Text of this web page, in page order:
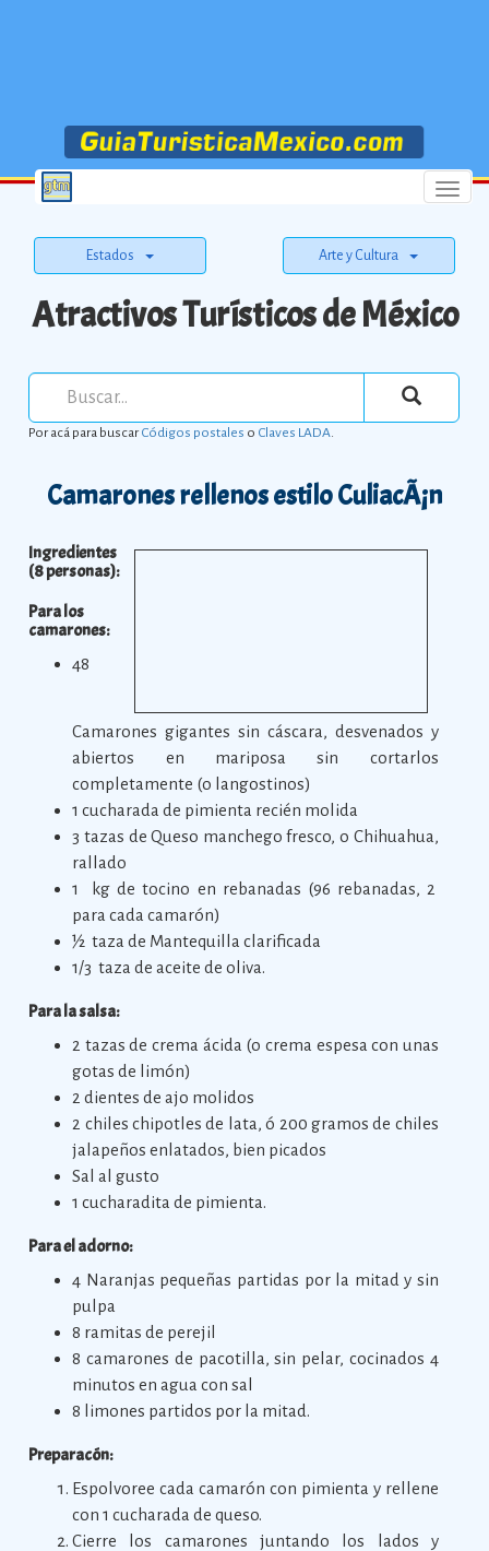
Menu
Estados Arte y Cultura
Atractivos Turísticos de México
Por acá para buscarCódigos postales o Claves LADA.
Camarones rellenos estilo CuliacÃ¡n
Ingredientes
(8 personas):
Para los
camarones:
48
Camarones gigantes sin cáscara, desvenados y
abiertos en mariposa sin cortarlos
completamente (o langostinos)
1 cucharada de pimienta recién molida
3 tazas de Queso manchego fresco, o Chihuahua,
rallado
1 kg de tocino en rebanadas (96 rebanadas, 2
para cada camarón)
½ taza de Mantequilla clarificada
1/3 taza de aceite de oliva.
Para la salsa:
2 tazas de crema ácida (o crema espesa con unas
gotas de limón)
2 dientes de ajo molidos
2 chiles chipotles de lata, ó 200 gramos de chiles
jalapeños enlatados, bien picados
Sal al gusto
1 cucharadita de pimienta.
Para el adorno:
4 Naranjas pequeñas partidas por la mitad y sin
pulpa
8 ramitas de perejil
8 camarones de pacotilla, sin pelar, cocinados 4
minutos en agua con sal
8 limones partidos por la mitad.
Preparacón:
Espolvoree cada camarón con pimienta y rellene
con 1 cucharada de queso.
Cierre los camarones juntando los lados y